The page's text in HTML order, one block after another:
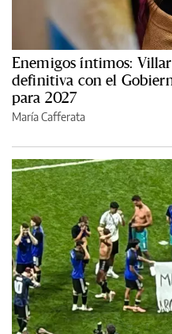
Enemigos íntimos:
definitiva con el
para 2027
María Cafferata